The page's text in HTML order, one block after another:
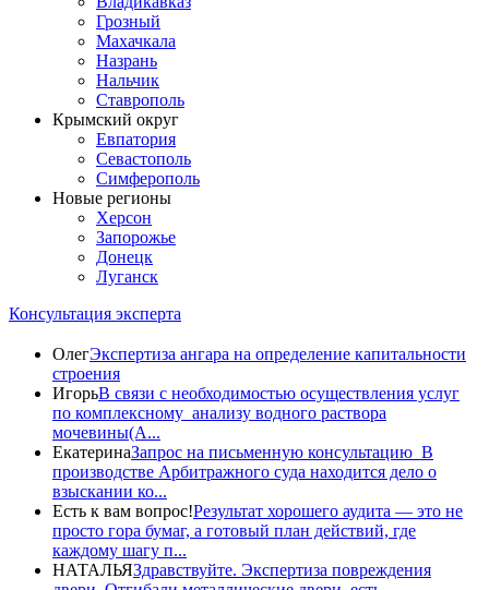
Грозный
Махачкала
Назрань
Нальчик
Ставрополь
Крымский округ
Евпатория
Севастополь
Симферополь
Новые регионы
Херсон
Запорожье
Донецк
Луганск
Консультация эксперта
ОлегЭкспертиза ангара на определение капитальности
строения
ИгорьВ связи с необходимостью осуществления услуг
по комплексному анализу водного раствора
мочевины(A...
ЕкатеринаЗапрос на письменную консультацию В
производстве Арбитражного суда находится дело о
взыскании ко...
Есть к вам вопрос!Результат хорошего аудита — это не
просто гора бумаг, а готовый план действий, где
каждому шагу п...
НАТАЛЬЯЗдравствуйте. Экспертиза повреждения